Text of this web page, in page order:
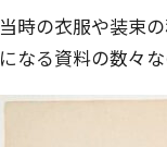
当時の衣服や装束
になる資料の数々